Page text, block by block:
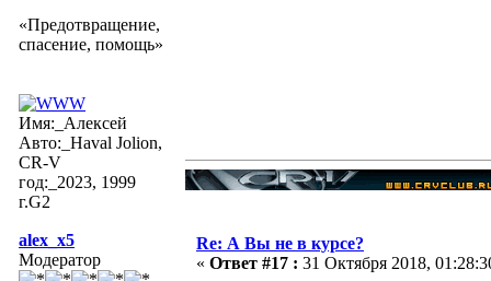
«Предотвращение,
спасение, помощь»
Имя:_Алексей
Авто:_Haval Jolion,
CR-V
год:_2023, 1999
г.G2
alex_x5
Модератор
Re: А Вы не в курсе?
« Ответ #17 : 31 Октября 2018,